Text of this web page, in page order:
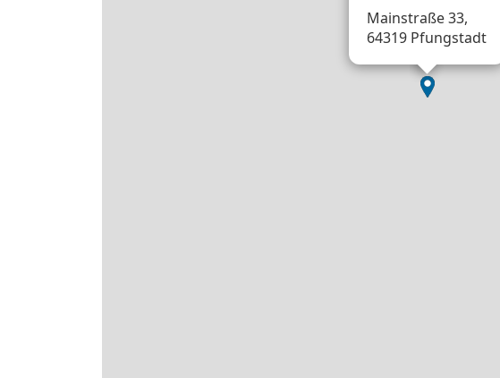
Mainstraße 33,
64319 Pfungstadt